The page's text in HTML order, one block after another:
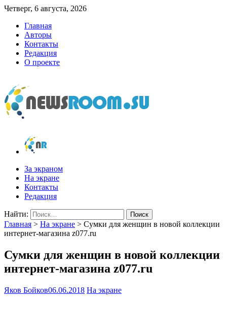
Четверг, 6 августа, 2026
Главная
Авторы
Контакты
Редакция
О проекте
newsroom.su
Новости о новостях
За экраном
На экране
Контакты
Редакция
Найти:
Главная > На экране > Сумки для женщин в новой коллекции
интернет-магазина z077.ru
Сумки для женщин в новой коллекции
интернет-магазина z077.ru
Яков Бойков06.06.2018 На экране